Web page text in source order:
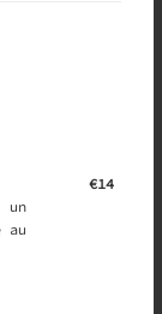
un
au
€14